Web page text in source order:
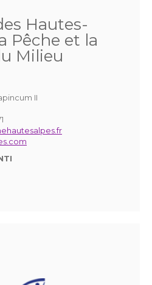
Hautes-
Pêche et la
Milieu
II